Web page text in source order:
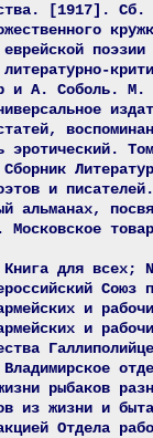
[1917]. Сб.
еврейской
литературно-
и А. Соболь.
эротический.
и
альманах,
для всех;
Союз
и
и
рыбаков
из жизни и
Отдела